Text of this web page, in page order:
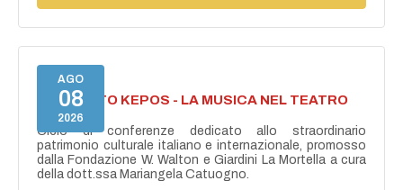
AGO
08
2026
PROGETTO KEPOS - LA MUSICA NEL TEATRO
GRECO
Ciclo di conferenze dedicato allo straordinario
patrimonio culturale italiano e internazionale, promosso
dalla Fondazione W. Walton e Giardini La Mortella a cura
della dott.ssa Mariangela Catuogno.